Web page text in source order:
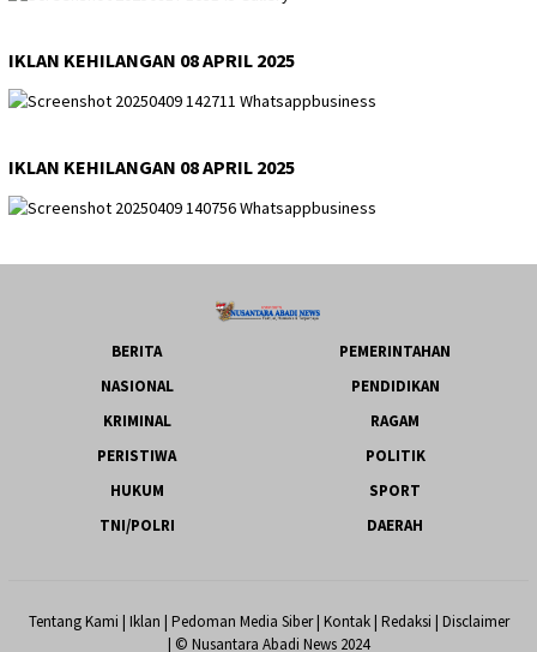
IKLAN KEHILANGAN 08 APRIL 2025
IKLAN KEHILANGAN 08 APRIL 2025
BERITA
PEMERINTAHAN
NASIONAL
PENDIDIKAN
KRIMINAL
RAGAM
PERISTIWA
POLITIK
HUKUM
SPORT
TNI/POLRI
DAERAH
Tentang Kami | Iklan | Pedoman Media Siber| Kontak| Redaksi | Disclaimer
| © Nusantara Abadi News 2024